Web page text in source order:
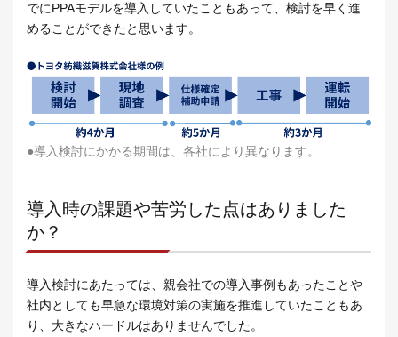
でにPPAモデルを導入していたこともあって、検討を早く進
めることができたと思います。
●導入検討にかかる期間は、各社により異なります。
導入時の課題や苦労した点はありました
か？
導入検討にあたっては、親会社での導入事例もあったことや
社内としても早急な環境対策の実施を推進していたこともあ
り、大きなハードルはありませんでした。